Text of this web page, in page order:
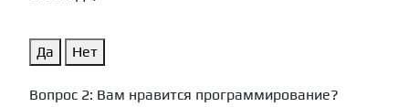
Да Нет
Вопрос 2: Вам нравится программирование?